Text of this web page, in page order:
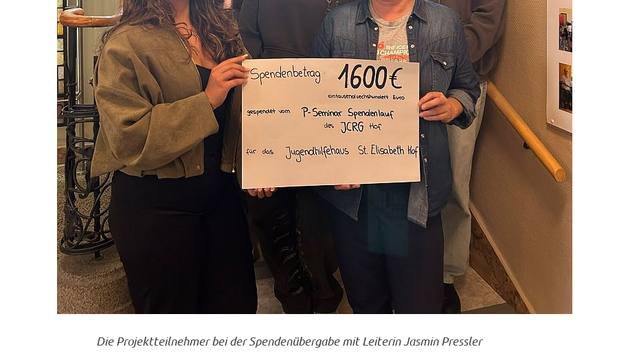
Die Projektteilnehmer bei der Spendenübergabe mit Leiterin Jasmin Pressler